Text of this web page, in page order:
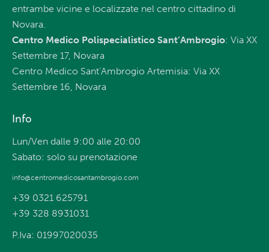
entrambe vicine e localizzate nel centro cittadino di
Novara.
Centro Medico Polispecialistico Sant’Ambrogio: Via XX
Settembre 17, Novara
Centro Medico Sant’Ambrogio Artemisia: Via XX
Settembre 16, Novara
Info
Lun/Ven dalle 9:00 alle 20:00
Sabato: solo su prenotazione
info@centromedicosantambrogio.com
+39 0321 625791
+39 328 8931031
P.Iva: 01997020035